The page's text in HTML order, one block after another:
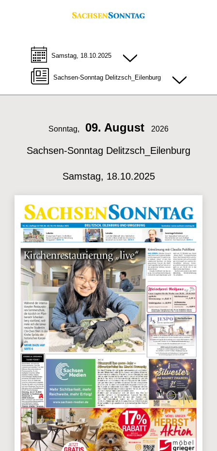
Samstag, 18.10.2025
Sachsen-Sonntag Delitzsch_Eilenburg
Sonntag, 09. August 2026
Sachsen-Sonntag Delitzsch_Eilenburg
Samstag, 18.10.2025